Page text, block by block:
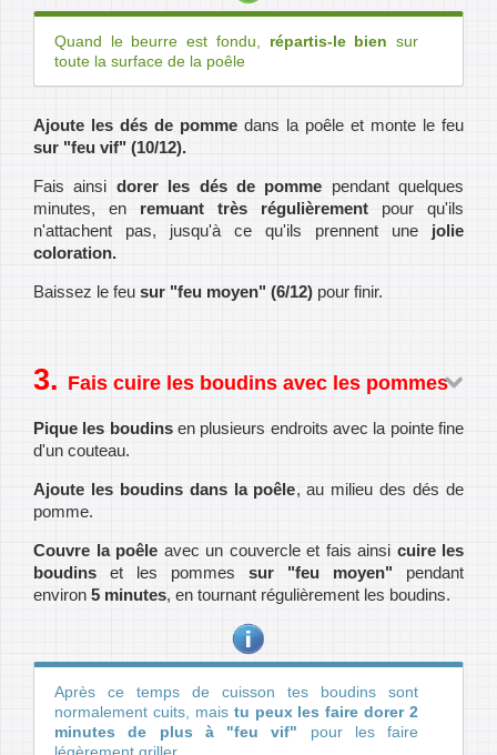
Quand le beurre est fondu, répartis-le bien sur
toute la surface de la poêle
Ajoute les dés de pomme dans la poêle et monte le feu
sur "feu vif" (10/12).
Fais ainsi dorer les dés de pomme pendant quelques
minutes, en remuant très régulièrement pour qu'ils
n'attachent pas, jusqu'à ce qu'ils prennent une jolie
coloration.
Baissez le feu sur "feu moyen" (6/12) pour finir.
Fais cuire les boudins avec les pommes
Pique les boudinsen plusieurs endroits avec la pointe fine
d'un couteau.
Ajoute les boudins dans la poêle, au milieu des dés de
pomme.
Couvre la poêle avec un couvercle et fais ainsi cuire les
boudins et les pommes sur "feu moyen" pendant
environ 5 minutes, en tournant régulièrement les boudins.
Après ce temps de cuisson tes boudins sont
normalement cuits, mais tu peux les faire dorer 2
minutes de plus à "feu vif" pour les faire
légèrement griller...